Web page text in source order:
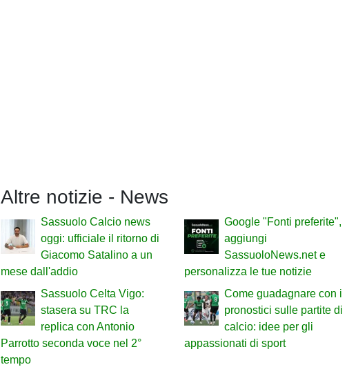
Altre notizie - News
Sassuolo Calcio news
oggi: ufficiale il ritorno di
Giacomo Satalino a un
mese dall'addio
Google "Fonti preferite",
aggiungi
SassuoloNews.net e
personalizza le tue notizie
Sassuolo Celta Vigo:
stasera su TRC la
replica con Antonio
Parrotto seconda voce nel 2°
tempo
Come guadagnare con i
pronostici sulle partite di
calcio: idee per gli
appassionati di sport